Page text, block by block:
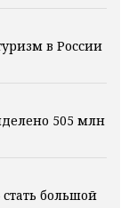
в России
505 млн
большой